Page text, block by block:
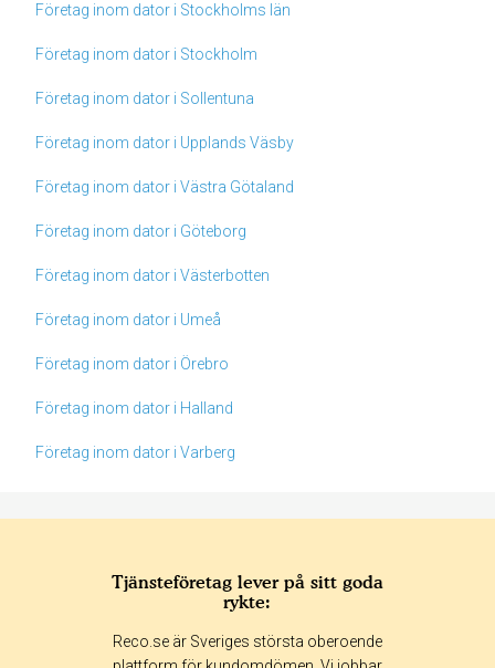
Företag inom dator i Stockholms län
Företag inom dator i Stockholm
Företag inom dator i Sollentuna
Företag inom dator i Upplands Väsby
Företag inom dator i Västra Götaland
Företag inom dator i Göteborg
Företag inom dator i Västerbotten
Företag inom dator i Umeå
Företag inom dator i Örebro
Företag inom dator i Halland
Företag inom dator i Varberg
Betyg & tidpunkt:
Tjänsteföretag lever på sitt goda
rykte:
Reco.se är Sveriges största oberoende